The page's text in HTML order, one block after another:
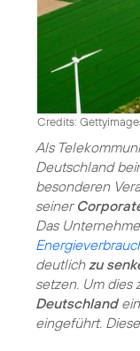
Credits:
Als
Deutschland
besonderen
seiner
Das
deutlich zu
setzen. Um dies
Deutschlandein
eingeführt.